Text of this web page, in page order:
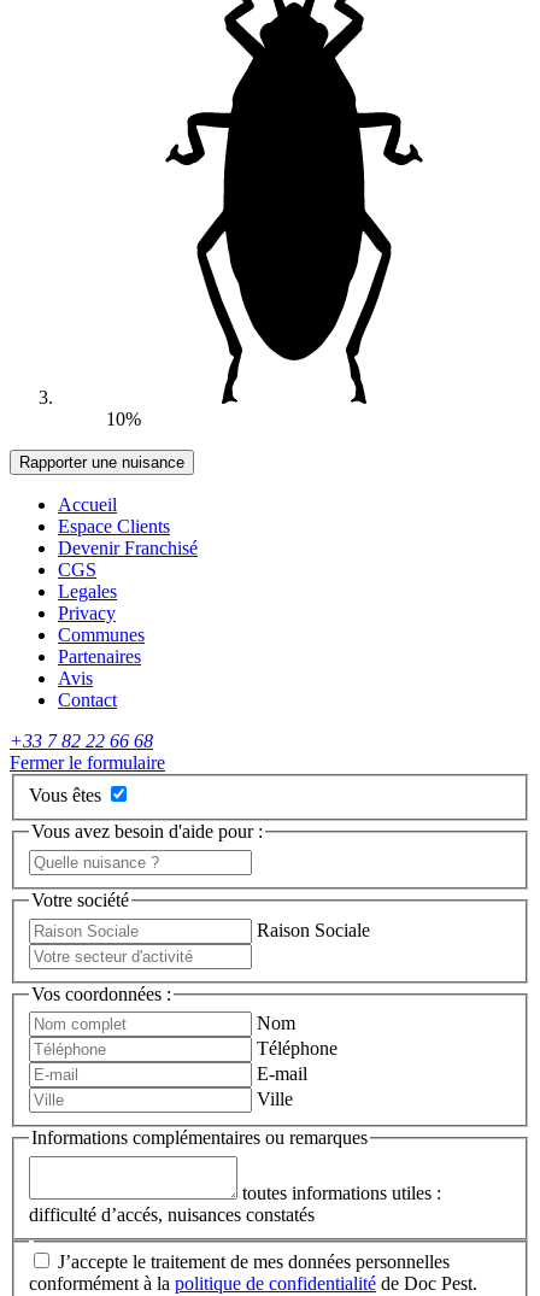
10%
Accueil
Espace Clients
Devenir Franchisé
CGS
Legales
Privacy
Communes
Partenaires
Avis
Contact
+33 7 82 22 66 68
Fermer le formulaire
Vous êtes
Vous avez besoin d'aide pour :
Votre société
Raison Sociale
Vos coordonnées :
Nom
Téléphone
E-mail
Ville
Informations complémentaires ou remarques
toutes informations utiles :
difficulté d’accés, nuisances constatés
J’accepte le traitement de mes données personnelles
conformément à la politique de confidentialité de Doc Pest.